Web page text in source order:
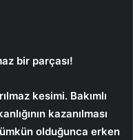
bir parçası!
kesimi. Bakımlı
kazanılması
olduğunca erken